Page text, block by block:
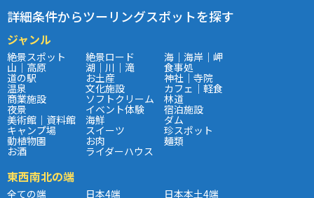
詳細条件からツーリングスポットを探す
ジャンル
絶景スポット 絶景ロード 海｜海岸｜岬
山｜高原 湖｜川｜滝 食事処
道の駅 お土産 神社｜寺院
温泉 文化施設 カフェ｜軽食
商業施設 ソフトクリーム 林道
夜景 イベント体験 宿泊施設
美術館｜資料館 海鮮 ダム
キャンプ場 スイーツ 珍スポット
動植物園 お肉 麺類
お酒 ライダーハウス
東西南北の端
全ての端 日本4端 日本本土4端